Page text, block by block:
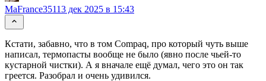
MaFrance35113 дек 2025 в 15:43
Кстати, забавно, что в том Compaq, про который чуть выше
написал, термопасты вообще не было (явно после чьей-то
кустарной чистки). А я вначале ещё думал, чего это он так
греется. Разобрал и очень удивился.